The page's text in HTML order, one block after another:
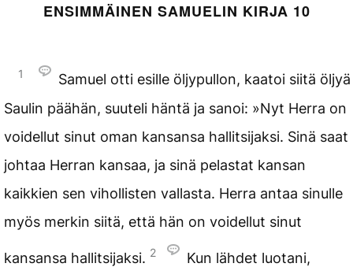
ENSIMMÄINEN SAMUELIN KIRJA 10
1
Samuel otti esille öljypullon, kaatoi siitä öljyä
Saulin päähän, suuteli häntä ja sanoi: »Nyt Herra on
voidellut sinut oman kansansa hallitsijaksi. Sinä saat
johtaa Herran kansaa, ja sinä pelastat kansan
kaikkien sen vihollisten vallasta. Herra antaa sinulle
myös merkin siitä, että hän on voidellut sinut
kansansa hallitsijaksi. 2
Kun lähdet luotani,